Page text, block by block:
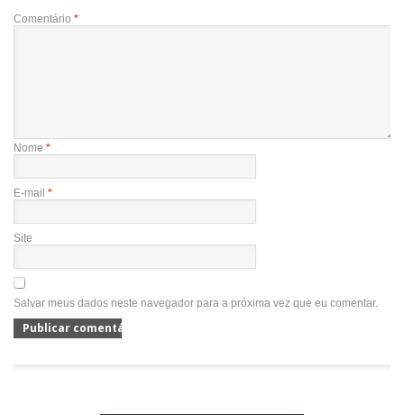
Comentário *
Nome *
E-mail *
Site
Salvar meus dados neste navegador para a próxima vez que eu comentar.